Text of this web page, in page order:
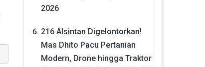
2026
216 Alsintan Digelontorkan!
Mas Dhito Pacu Pertanian
Modern, Drone hingga Traktor